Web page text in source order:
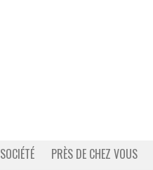
SOCIÉTÉ PRÈS DE CHEZ VOUS